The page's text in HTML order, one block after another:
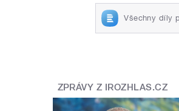
Všechny díly
ZPRÁVY Z IROZHLAS.CZ